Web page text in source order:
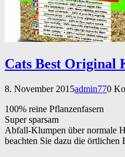
Cats Best Original
8. November 2015admin770
100% reine Pflanzenfasern
Super sparsam
Abfall-Klumpen über normale
beachten Sie dazu die örtlichen